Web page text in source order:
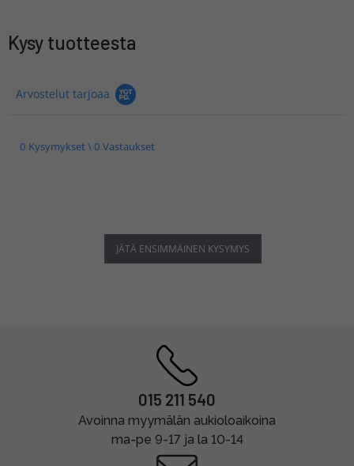
Kysy tuotteesta
Arvostelut tarjoaa
0 Kysymykset \ 0 Vastaukset
JÄTÄ ENSIMMÄINEN KYSYMYS
015 211 540
Avoinna myymälän aukioloaikoina
ma-pe 9-17 ja la 10-14